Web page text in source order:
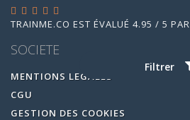
Filtrer
TRAINME.CO EST ÉVALUÉ 4.95 / 5 PAR
SOCIETE
MENTIONS LEGALES
CGU
GESTION DES COOKIES